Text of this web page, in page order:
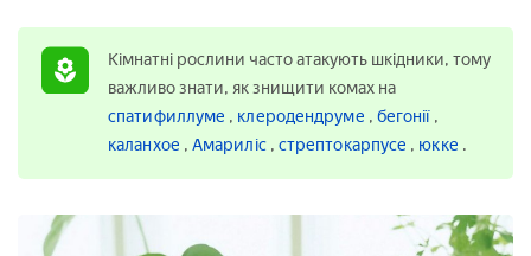
Кімнатні рослини часто атакують шкідники, тому
важливо знати, як знищити комах на
спатифиллуме , клеродендруме , бегонії ,
каланхое , Амариліс , стрептокарпусе , юкке .